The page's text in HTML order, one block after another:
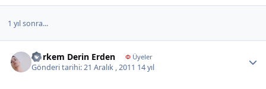
1 yıl sonra...
Gorkem Derin Erden ΦÜyeler
Gönderi tarihi:21 Aralık , 2011 14 yıl